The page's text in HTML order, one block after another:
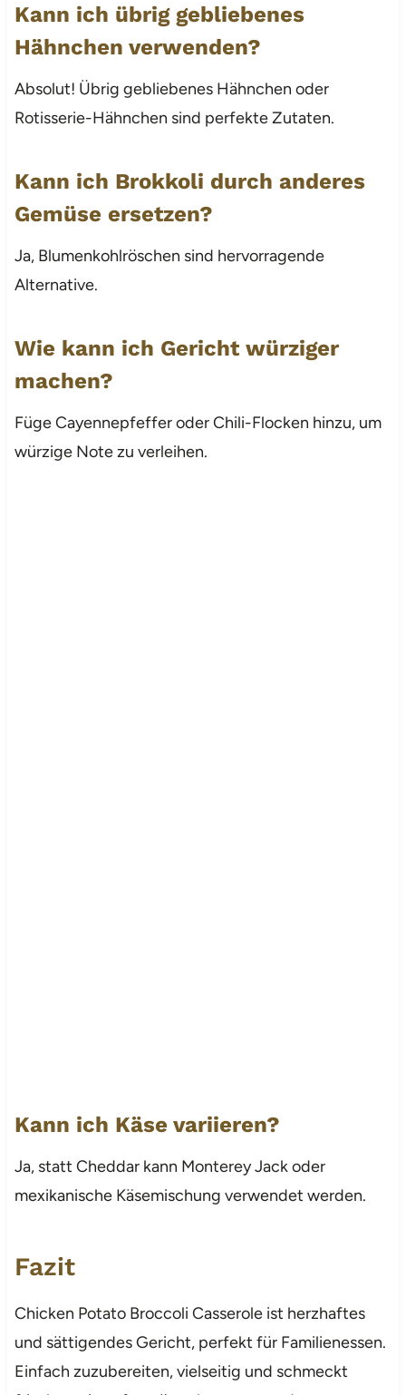
Kann ich übrig gebliebenes
Hähnchen verwenden?
Absolut! Übrig gebliebenes Hähnchen oder
Rotisserie-Hähnchen sind perfekte Zutaten.
Kann ich Brokkoli durch anderes
Gemüse ersetzen?
Ja, Blumenkohlröschen sind hervorragende
Alternative.
Wie kann ich Gericht würziger
machen?
Füge Cayennepfeffer oder Chili-Flocken hinzu, um
würzige Note zu verleihen.
Kann ich Käse variieren?
Ja, statt Cheddar kann Monterey Jack oder
mexikanische Käsemischung verwendet werden.
Fazit
Chicken Potato Broccoli Casserole ist herzhaftes
und sättigendes Gericht, perfekt für Familienessen.
Einfach zuzubereiten, vielseitig und schmeckt